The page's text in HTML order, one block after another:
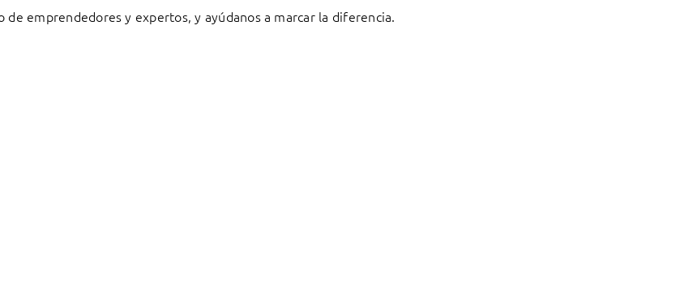
emprendedores y expertos, y ayúdanos a marcar la diferencia.